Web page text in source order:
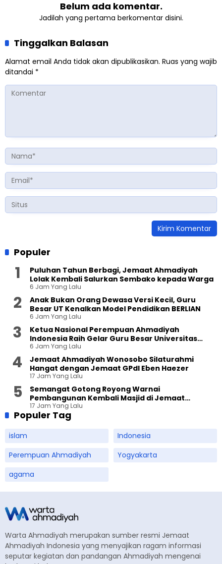
Belum ada komentar.
Jadilah yang pertama berkomentar disini.
Tinggalkan Balasan
Alamat email Anda tidak akan dipublikasikan. Ruas yang wajib
ditandai *
Populer
Puluhan Tahun Berbagi, Jemaat Ahmadiyah
Lolak Kembali Salurkan Sembako kepada Warga
6 Jam Yang Lalu
Anak Bukan Orang Dewasa Versi Kecil, Guru
Besar UT Kenalkan Model Pendidikan BERLIAN
6 Jam Yang Lalu
Ketua Nasional Perempuan Ahmadiyah
Indonesia Raih Gelar Guru Besar Universitas
Terbuka
6 Jam Yang Lalu
Jemaat Ahmadiyah Wonosobo Silaturahmi
Hangat dengan Jemaat GPdI Eben Haezer
17 Jam Yang Lalu
Semangat Gotong Royong Warnai
Pembangunan Kembali Masjid di Jemaat
Ahmadiyah Sukapura
17 Jam Yang Lalu
Populer Tag
islam
Indonesia
Perempuan Ahmadiyah
Yogyakarta
agama
Warta Ahmadiyah merupakan sumber resmi Jemaat
Ahmadiyah Indonesia yang menyajikan ragam informasi
seputar kegiatan dan pandangan Ahmadiyah mengenai